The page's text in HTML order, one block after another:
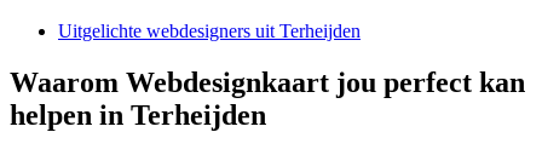
Uitgelichte webdesigners uit Terheijden
Waarom Webdesignkaart jou perfect kan
helpen in Terheijden